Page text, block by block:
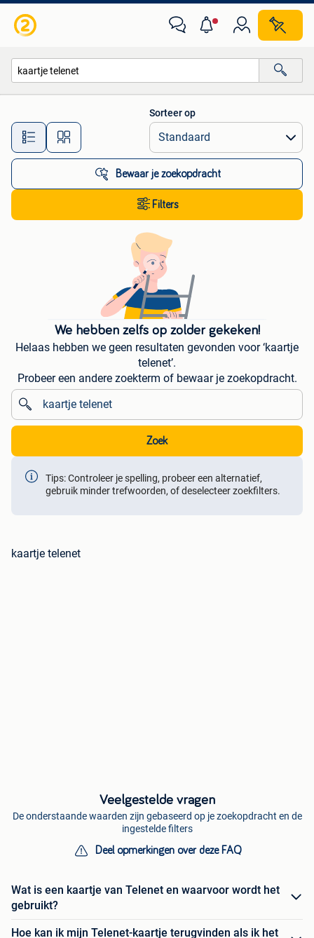
Alle afstanden…
Sorteer op
Bewaar je zoekopdracht
Filters
We hebben zelfs op zolder gekeken!
Helaas hebben we geen resultaten gevonden voor ‘kaartje
telenet’.
Probeer een andere zoekterm of bewaar je zoekopdracht.
Zoek
Tips: Controleer je spelling, probeer een alternatief,
gebruik minder trefwoorden, of deselecteer zoekfilters.
kaartje telenet
Veelgestelde vragen
De onderstaande waarden zijn gebaseerd op je zoekopdracht en de
ingestelde filters
Deel opmerkingen over deze FAQ
Wat is een kaartje van Telenet en waarvoor wordt het
gebruikt?
Hoe kan ik mijn Telenet-kaartje terugvinden als ik het